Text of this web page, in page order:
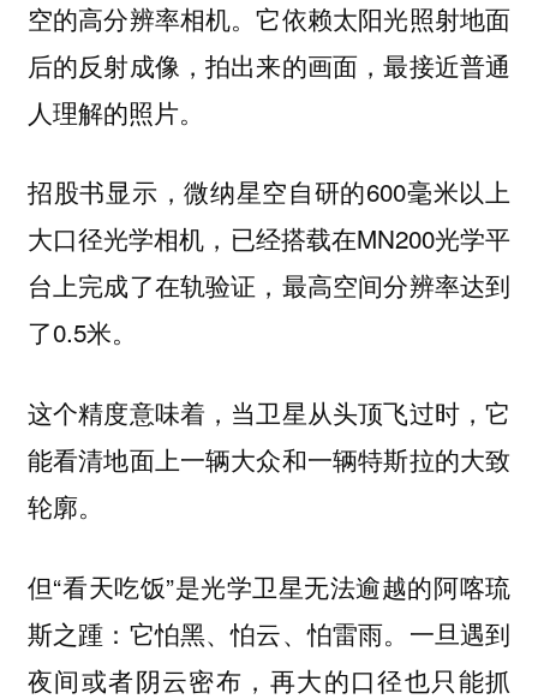
空的高分辨率相机。它依赖太阳光照射地面
后的反射成像，拍出来的画面，最接近普通
人理解的照片。
招股书显示，微纳星空自研的600毫米以上
大口径光学相机，已经搭载在MN200光学平
台上完成了在轨验证，最高空间分辨率达到
了0.5米。
这个精度意味着，当卫星从头顶飞过时，它
能看清地面上一辆大众和一辆特斯拉的大致
轮廓。
但“看天吃饭”是光学卫星无法逾越的阿喀琉
斯之踵：它怕黑、怕云、怕雷雨。一旦遇到
夜间或者阴云密布，再大的口径也只能抓